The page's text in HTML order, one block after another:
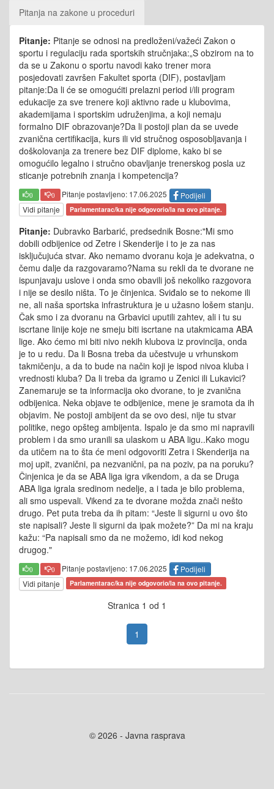
Pitanja na zakone u proceduri
Pitanje: Pitanje se odnosi na predloženi/važeći Zakon o
sportu i regulaciju rada sportskih stručnjaka:„S obzirom na to
da se u Zakonu o sportu navodi kako trener mora
posjedovati završen Fakultet sporta (DIF), postavljam
pitanje:Da li će se omogućiti prelazni period i/ili program
edukacije za sve trenere koji aktivno rade u klubovima,
akademijama i sportskim udruženjima, a koji nemaju
formalno DIF obrazovanje?Da li postoji plan da se uvede
zvanična certifikacija, kurs ili vid stručnog osposobljavanja i
doškolovanja za trenere bez DIF diplome, kako bi se
omogućilo legalno i stručno obavljanje trenerskog posla uz
sticanje potrebnih znanja i kompetencija?
0 0 Pitanje postavljeno: 17.06.2025
Podijeli
Vidi pitanje
Parlamentarac/ka nije odgovorio/la na ovo pitanje.
Pitanje: Dubravko Barbarić, predsednik Bosne:"Mi smo
dobili odbijenice od Zetre i Skenderije i to je za nas
isključujuća stvar. Ako nemamo dvoranu koja je adekvatna, o
čemu dalje da razgovaramo?Nama su rekli da te dvorane ne
ispunjavaju uslove i onda smo obavili još nekoliko razgovora
i nije se desilo ništa. To je činjenica. Sviđalo se to nekome ili
ne, ali naša sportska infrastruktura je u užasno lošem stanju.
Čak smo i za dvoranu na Grbavici uputili zahtev, ali i tu su
iscrtane linije koje ne smeju biti iscrtane na utakmicama ABA
lige. Ako ćemo mi biti nivo nekih klubova iz provincija, onda
je to u redu. Da li Bosna treba da učestvuje u vrhunskom
takmičenju, a da to bude na način koji je ispod nivoa kluba i
vrednosti kluba? Da li treba da igramo u Zenici ili Lukavici?
Zanemaruje se ta informacija oko dvorane, to je zvanična
odbijenica. Neka objave te odbijenice, mene je sramota da ih
objavim. Ne postoji ambijent da se ovo desi, nije tu stvar
politike, nego opšteg ambijenta. Ispalo je da smo mi napravili
problem i da smo uranili sa ulaskom u ABA ligu..Kako mogu
da utičem na to šta će meni odgovoriti Zetra i Skenderija na
moj upit, zvanični, pa nezvanični, pa na poziv, pa na poruku?
Činjenica je da se ABA liga igra vikendom, a da se Druga
ABA liga igrala sredinom nedelje, a i tada je bilo problema,
ali smo uspevali. Vikend za te dvorane možda znači nešto
drugo. Pet puta treba da ih pitam: “Jeste li sigurni u ovo što
ste napisali? Jeste li sigurni da ipak možete?” Da mi na kraju
kažu: “Pa napisali smo da ne možemo, idi kod nekog
drugog."
0 0 Pitanje postavljeno: 17.06.2025
Podijeli
Vidi pitanje
Parlamentarac/ka nije odgovorio/la na ovo pitanje.
Stranica 1 od 1
1
© 2026 - Javna rasprava